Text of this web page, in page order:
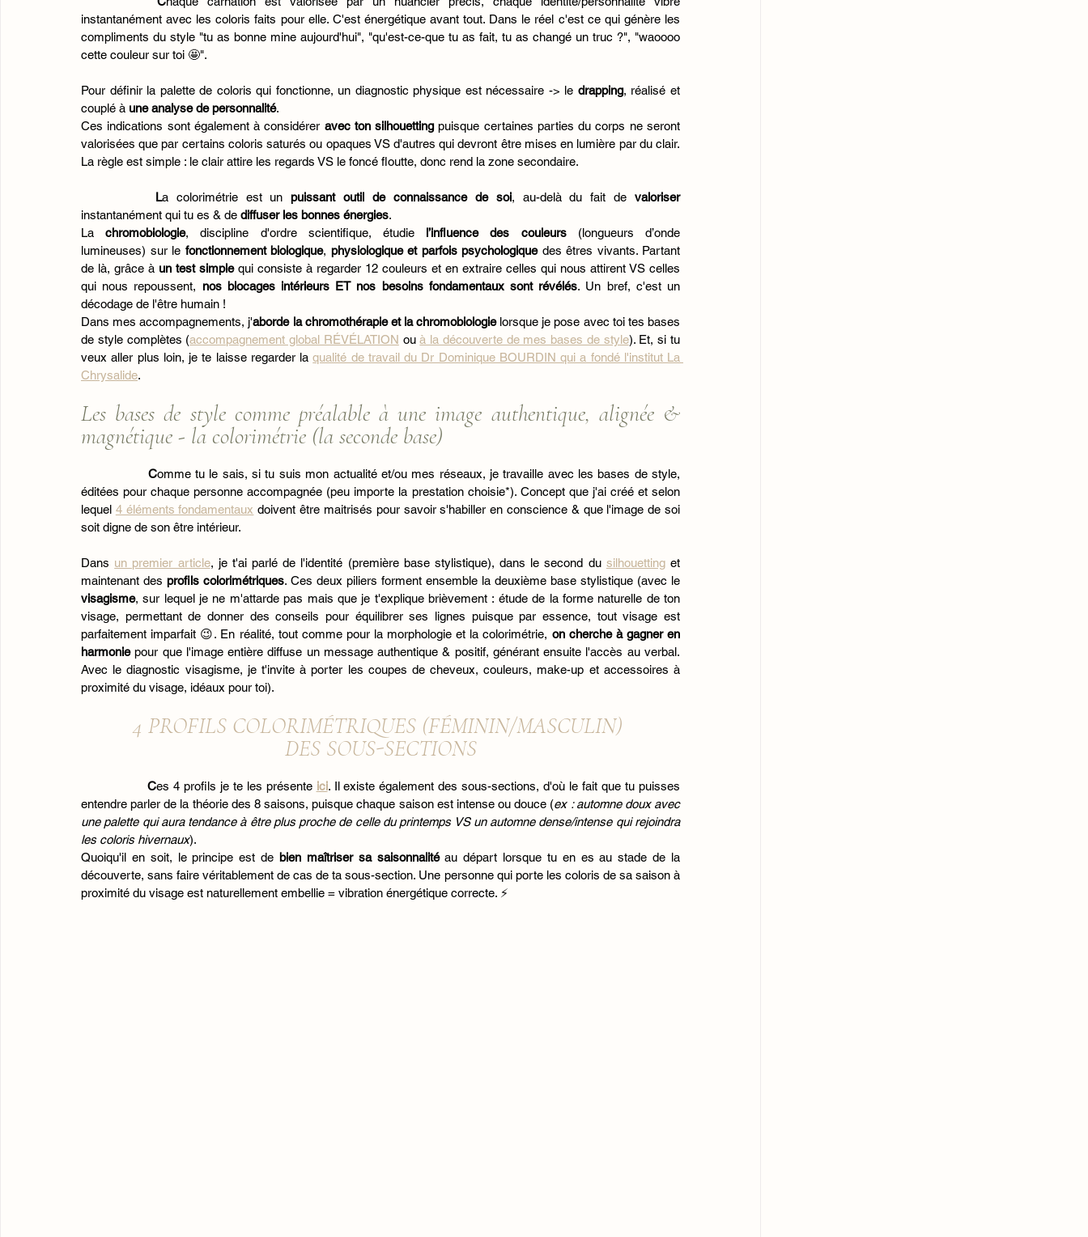
instantanément avec les coloris faits pour elle. C'est énergétique avant tout. Dans le réel c'est ce qui génère les
compliments du style "tu as bonne mine aujourd'hui", "qu'est-ce-que tu as fait, tu as changé un truc ?", "waoooo
cette couleur sur toi 🤩".
Pour définir la palette de coloris qui fonctionne, un diagnostic physique est nécessaire -> le drapping, réalisé et
couplé à une analyse de personnalité.
Ces indications sont également à considérer avec ton silhouetting puisque certaines parties du corps ne seront
valorisées que par certains coloris saturés ou opaques VS d'autres qui devront être mises en lumière par du clair.
La règle est simple : le clair attire les regards VS le foncé floutte, donc rend la zone secondaire.
La colorimétrie est un puissant outil de connaissance de soi, au-delà du fait de valoriser
instantanément qui tu es & de diffuser les bonnes énergies.
La chromobiologie, discipline d'ordre scientifique, étudie l’influence des couleurs (longueurs d’onde
lumineuses) sur le fonctionnement biologique, physiologique et parfois psychologique des êtres vivants. Partant
de là, grâce à un test simple qui consiste à regarder 12 couleurs et en extraire celles qui nous attirent VS celles
qui nous repoussent, nos blocages intérieurs ET nos besoins fondamentaux sont révélés. Un bref, c'est un
décodage de l'être humain !
Dans mes accompagnements, j'aborde la chromothérapie et la chromobiologie lorsque je pose avec toi tes bases
de style complètes (accompagnement global RÉVÉLATION ou à la découverte de mes bases de style). Et, si tu
veux aller plus loin, je te laisse regarder la qualité de travail du Dr Dominique BOURDIN qui a fondé l'institut La
Chrysalide.
Les bases de style comme préalable à une image authentique, alignée &
magnétique - la colorimétrie (la seconde base)
Comme tu le sais, si tu suis mon actualité et/ou mes réseaux, je travaille avec les bases de style,
éditées pour chaque personne accompagnée (peu importe la prestation choisie*). Concept que j'ai créé et selon
lequel 4 éléments fondamentaux doivent être maitrisés pour savoir s'habiller en conscience & que l'image de soi
soit digne de son être intérieur.
Dans un premier article, je t'ai parlé de l'identité (première base stylistique), dans le second du silhouetting et
maintenant des profils colorimétriques
visagisme, sur lequel je ne m'attarde pas mais que je t'explique brièvement : étude de la forme naturelle de ton
visage, permettant de donner des conseils pour équilibrer ses lignes puisque par essence, tout visage est
parfaitement imparfait 😉. En réalité, tout comme pour la morphologie et la colorimétrie, on cherche à gagner en
harmonie pour que l'image entière diffuse un message authentique & positif, générant ensuite l'accès au verbal.
Avec le diagnostic visagisme, je t'invite à porter les coupes de cheveux, couleurs, make-up et accessoires à
proximité du visage, idéaux pour toi).
4 PROFILS COLORIMÉTRIQUES (FÉMININ/MASCULIN)
DES SOUS-SECTIONS
		C
es 4 profils je te les présente ici. Il existe également des sous-sections, d'où le fait que tu puisses
entendre parler de la théorie des 8 saisons, puisque chaque saison est intense ou douce (ex : automne doux avec
une palette qui aura tendance à être plus proche de celle du printemps VS un automne dense/intense qui rejoindra
les coloris hivernaux).
Quoiqu'il en soit, le principe est de bien maîtriser sa saisonnalité au départ lorsque tu en es au stade de la
découverte, sans faire véritablement de cas de ta sous-section. Une personne qui porte les coloris de sa saison à
proximité du visage est naturellement embellie = vibration énergétique correcte. ⚡